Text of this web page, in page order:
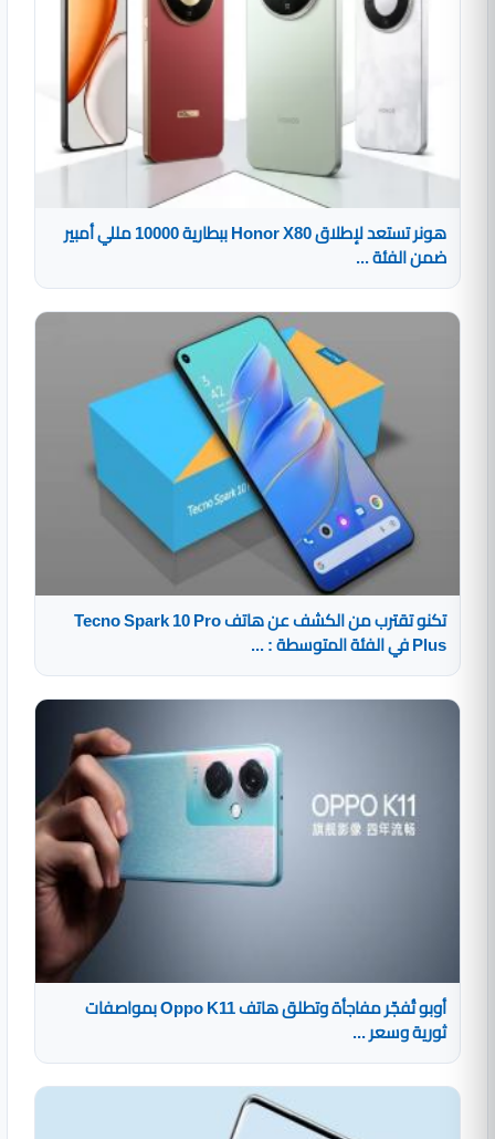
هونر تستعد لإطلاق Honor X80 ببطارية 10000 مللي أمبير
ضمن الفئة ...
تكنو تقترب من الكشف عن هاتف Tecno Spark 10 Pro
Plus في الفئة المتوسطة : ...
أوبو تُفجّر مفاجأة وتطلق هاتف Oppo K11 بمواصفات
ثورية وسعر ...